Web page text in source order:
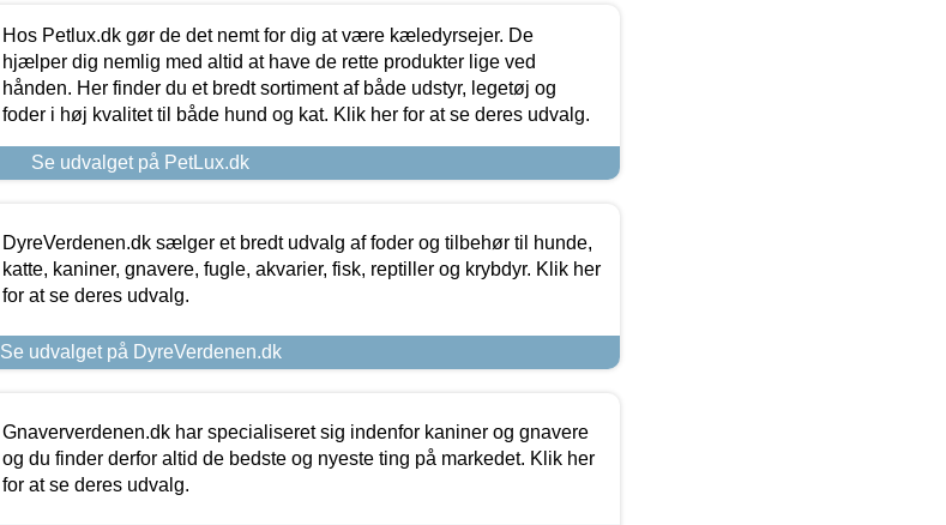
Hos Petlux.dk gør de det nemt for dig at være kæledyrsejer. De
hjælper dig nemlig med altid at have de rette produkter lige ved
hånden. Her finder du et bredt sortiment af både udstyr, legetøj og
foder i høj kvalitet til både hund og kat. Klik her for at se deres udvalg.
Se udvalget på PetLux.dk
DyreVerdenen.dk sælger et bredt udvalg af foder og tilbehør til hunde,
katte, kaniner, gnavere, fugle, akvarier, fisk, reptiller og krybdyr. Klik her
for at se deres udvalg.
Se udvalget på DyreVerdenen.dk
Gnaververdenen.dk har specialiseret sig indenfor kaniner og gnavere
og du finder derfor altid de bedste og nyeste ting på markedet. Klik her
for at se deres udvalg.